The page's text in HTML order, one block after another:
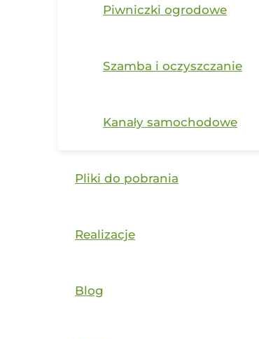
Piwniczki ogrodowe
Szamba i oczyszczanie
Kanały samochodowe
Pliki do pobrania
Realizacje
Blog